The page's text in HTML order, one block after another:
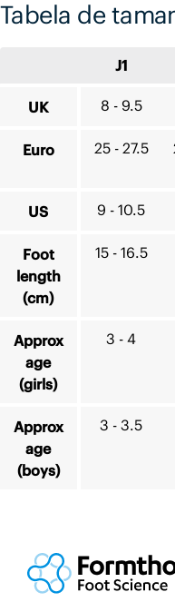
Tabela de
J1
UK 8 - 9.5
Euro 25 - 27.5
US 9 - 10.5
Foot
length
(cm)
15 - 16.5
Approx
age
(girls)
3 - 4
Approx
age
(boys)
3 - 3.5